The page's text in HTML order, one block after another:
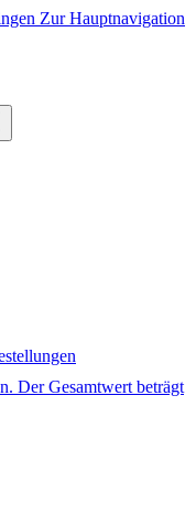
Zur Hauptnavigation
Der Gesamtwert beträgt